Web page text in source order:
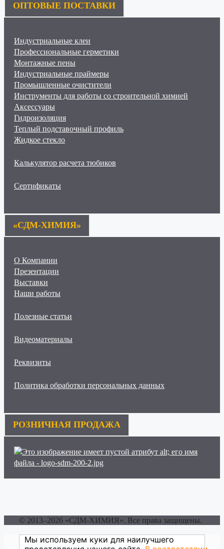
ОПТОВЫЕ ПОСТАВКИ
Индустриальные клеи
Профессиональные герметики
Монтажные пены
Индустриальные праймеры
Промышленные очистители
Инструменты для работы со строительной химией
Аксессуары
Гидроизоляция
Теплый подставочный профиль
Жидкое стекло
Калькулятор расчета тюбиков
Сертификаты
«СДМ-ХИМИЯ»
О Компании
Презентации
Выставки
Наши работы
Полезные статьи
Видеоматериалы
Реквизиты
Политика обработки персональных данных
РОЗНИЧНАЯ ПРОДАЖА
© 2013–2026 «СДМ-ХИМИЯ». Все права защищены.
Мы используем куки для наилучшего